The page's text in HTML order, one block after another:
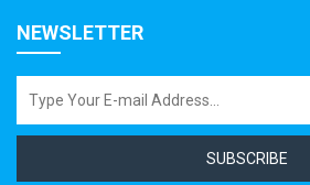
NEWSLETTER
SUBSCRIBE